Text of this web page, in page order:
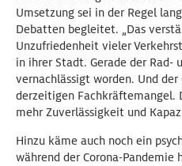
Umsetzung sei in der Regel
Debatten begleitet. „Das
Unzufriedenheit vieler
in ihrer Stadt. Gerade der Rad-
vernachlässigt worden. Und
derzeitigen Fachkräftemangel.
mehr Zuverlässigkeit und
Hinzu käme auch noch ein
während der Corona-